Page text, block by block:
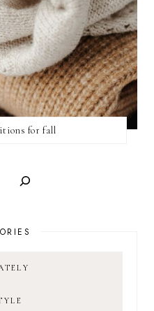
for fall